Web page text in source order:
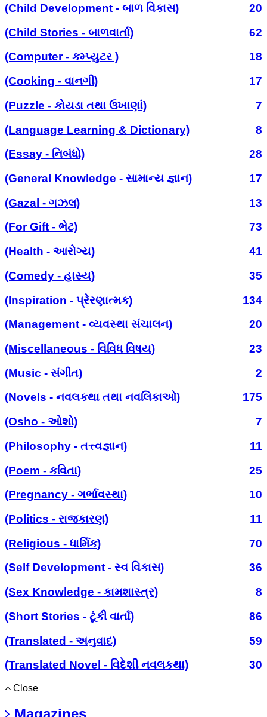
(Child Development - બાળ વિકાસ)
20
(Child Stories - બાળવાર્તા)
62
(Computer - કમ્પ્યુટર )
18
(Cooking - વાનગી)
17
(Puzzle - કોયડા તથા ઉખાણાં)
7
(Language Learning & Dictionary)
8
(Essay - નિબંધો)
28
(General Knowledge - સામાન્ય જ્ઞાન)
17
(Gazal - ગઝલ)
13
(For Gift - ભેટ)
73
(Health - આરોગ્ય)
41
(Comedy - હાસ્ય)
35
(Inspiration - પ્રેરણાત્મક)
134
(Management - વ્યવસ્થા સંચાલન)
20
(Miscellaneous - વિવિધ વિષય)
23
(Music - સંગીત)
2
(Novels - નવલકથા તથા નવલિકાઓ)
175
(Osho - ઓશો)
7
(Philosophy - તત્ત્વજ્ઞાન)
11
(Poem - કવિતા)
25
(Pregnancy - ગર્ભાવસ્થા)
10
(Politics - રાજકારણ)
11
(Religious - ધાર્મિક)
70
(Self Development - સ્વ વિકાસ)
36
(Sex Knowledge - કામશાસ્ત્ર)
8
(Short Stories - ટૂંકી વાર્તા)
86
(Translated - અનુવાદ)
59
(Translated Novel - વિદેશી નવલકથા)
30
Close
Magazines